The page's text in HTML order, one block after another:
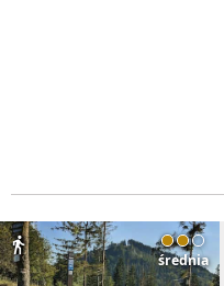
średnia
directions_walk